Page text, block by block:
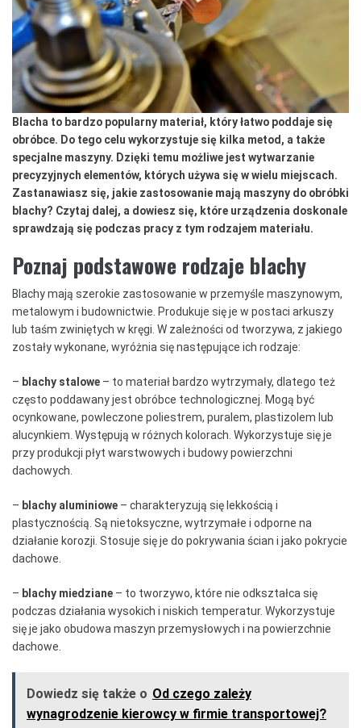
Blacha to bardzo popularny materiał, który łatwo poddaje się
obróbce. Do tego celu wykorzystuje się kilka metod, a także
specjalne maszyny. Dzięki temu możliwe jest wytwarzanie
precyzyjnych elementów, których używa się w wielu miejscach.
Zastanawiasz się, jakie zastosowanie mają maszyny do obróbki
blachy? Czytaj dalej, a dowiesz się, które urządzenia doskonale
sprawdzają się podczas pracy z tym rodzajem materiału.
Poznaj podstawowe rodzaje blachy
Blachy mają szerokie zastosowanie w przemyśle maszynowym,
metalowym i budownictwie. Produkuje się je w postaci arkuszy
lub taśm zwiniętych w kręgi. W zależności od tworzywa, z jakiego
zostały wykonane, wyróżnia się następujące ich rodzaje:
– blachy stalowe – to materiał bardzo wytrzymały, dlatego też
często poddawany jest obróbce technologicznej. Mogą być
ocynkowane, powleczone poliestrem, puralem, plastizolem lub
alucynkiem. Występują w różnych kolorach. Wykorzystuje się je
przy produkcji płyt warstwowych i budowy powierzchni
dachowych.
– blachy aluminiowe – charakteryzują się lekkością i
plastycznością. Są nietoksyczne, wytrzymałe i odporne na
działanie korozji. Stosuje się je do pokrywania ścian i jako pokrycie
dachowe.
– blachy miedziane – to tworzywo, które nie odkształca się
podczas działania wysokich i niskich temperatur. Wykorzystuje
się je jako obudowa maszyn przemysłowych i na powierzchnie
dachowe.
Dowiedz się także o Od czego zależy
wynagrodzenie kierowcy w firmie transportowej?